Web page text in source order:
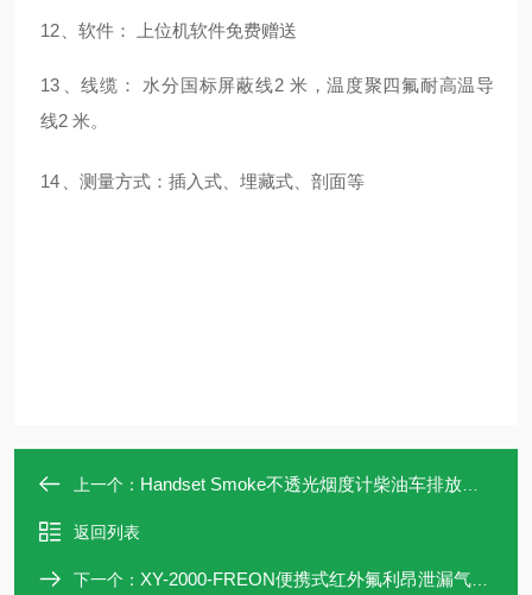
12 、软件： 上位机软件免费赠送
13 、线缆： 水分国标屏蔽线2 米，温度聚四氟耐高温导
线2 米。
14 、测量方式：插入式、埋藏式、剖面等
上一个： Handset Smoke不透光烟度计柴油车排放烟度
返回列表
下一个： XY-2000-FREON便携式红外氟利昂泄漏气体报警仪